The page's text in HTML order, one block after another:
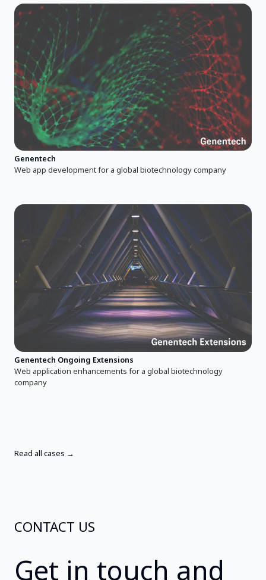
Genentech
Web app development for a global biotechnology company
Genentech Ongoing Extensions
Web application enhancements for a global biotechnology
company
Read all cases →
CONTACT US
Get in touch and